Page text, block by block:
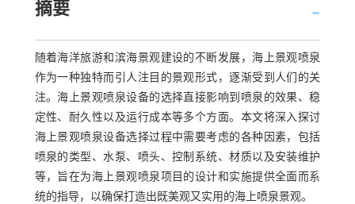
摘要
随着海洋旅游和滨海景观建设的不断发展，海上景观喷泉
作为一种独特而引人注目的景观形式，逐渐受到人们的关
注。海上景观喷泉设备的选择直接影响到喷泉的效果、稳
定性、耐久性以及运行成本等多个方面。本文将深入探讨
海上景观喷泉设备选择过程中需要考虑的各种因素，包括
喷泉的类型、水泵、喷头、控制系统、材质以及安装维护
等，旨在为海上景观喷泉项目的设计和实施提供全面而系
统的指导，以确保打造出既美观又实用的海上喷泉景观。